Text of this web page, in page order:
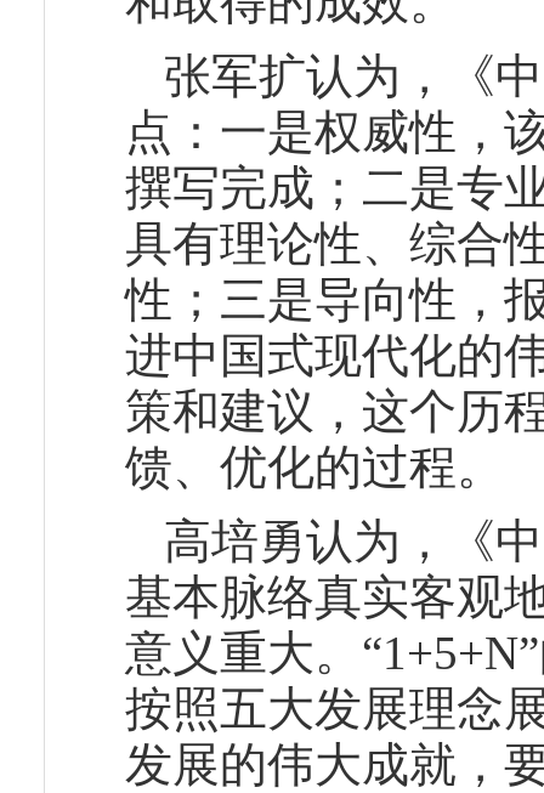
张军扩认为，《
点：一是权威性，
撰写完成；二是专
具有理论性、综合
性；三是导向性，
进中国式现代化的
策和建议，这个历
馈、优化的过程。
高培勇认为，《
基本脉络真实客观
意义重大。
按照五大发展理念
发展的伟大成就，